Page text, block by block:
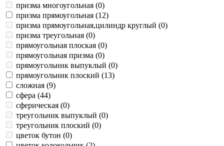
призма многоугольная (0)
призма прямоугольная (12)
призма прямоугольная,цилиндр круглый (0)
призма треугольная (0)
прямоугольная плоская (0)
прямоугольная призма (0)
прямоугольник выпуклый (0)
прямоугольник плоский (13)
сложная (9)
сфера (44)
сферическая (0)
треугольник выпуклый (0)
треугольник плоский (0)
цветок бутон (0)